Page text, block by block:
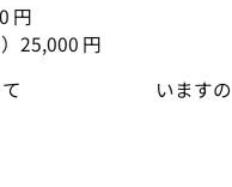
円
円
お渡しして いますの